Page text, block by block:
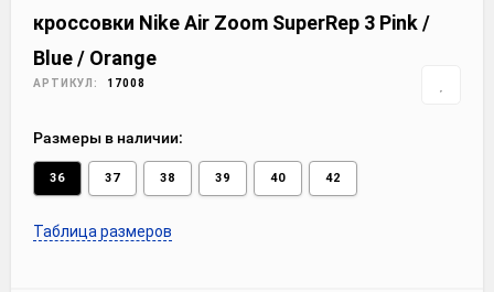
кроссовки Nike Air Zoom SuperRep 3 Pink /
Blue / Orange
АРТИКУЛ: 17008
Размеры в наличии:
36 37 38 39 40 42
Таблица размеров